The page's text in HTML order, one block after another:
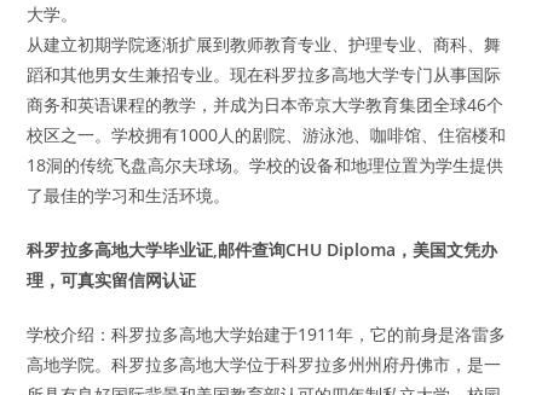
大学。
从建立初期学院逐渐扩展到教师教育专业、护理专业、商科、舞
蹈和其他男女生兼招专业。现在科罗拉多高地大学专门从事国际
商务和英语课程的教学，并成为日本帝京大学教育集团全球46个
校区之一。学校拥有1000人的剧院、游泳池、咖啡馆、住宿楼和
18洞的传统飞盘高尔夫球场。学校的设备和地理位置为学生提供
了最佳的学习和生活环境。
科罗拉多高地大学毕业证,邮件查询CHU Diploma，美国文凭办
理，可真实留信网认证
学校介绍：科罗拉多高地大学始建于1911年，它的前身是洛雷多
高地学院。科罗拉多高地大学位于科罗拉多州州府丹佛市，是一